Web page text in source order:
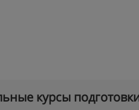
курсы